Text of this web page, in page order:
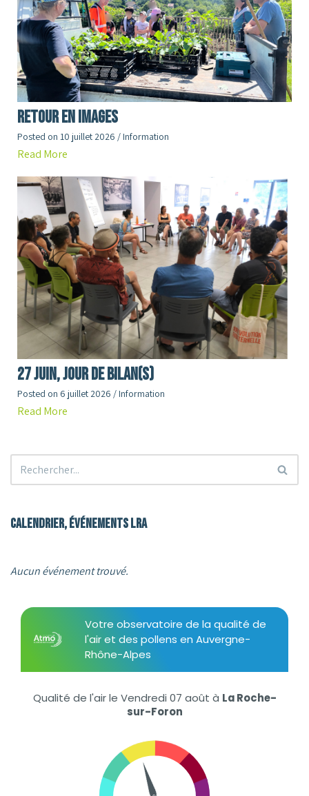
RETOUR en images
Posted on 10 juillet 2026 /Information
Read More
27 juin, jour de Bilan(s)
Posted on 6 juillet 2026 /Information
Read More
Calendrier, événements LRA
Aucun événement trouvé.